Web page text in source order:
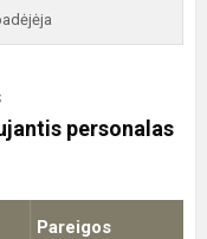
personalas
Pareigos